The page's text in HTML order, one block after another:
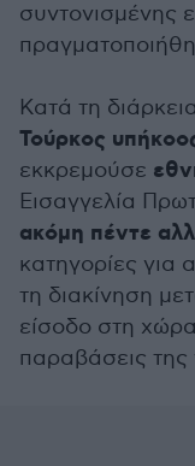
συντονισμένης
Κατά τη
Τούρκος
εκκρεμούσε
Εισαγγελία
ακόμη πέντε
κατηγορίες για
τη διακίνηση
είσοδο στη
παραβάσεις της